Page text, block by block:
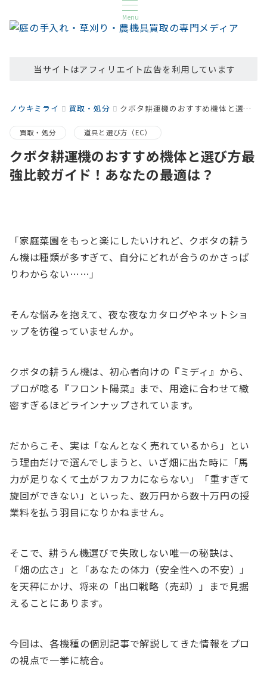
Menu
当サイトはアフィリエイト広告を利用しています
ノウキミライ 買取・処分 クボタ耕運機のおすすめ機体と選び方最強比較ガイド！あなたの最適は？
買取・処分 道具と選び方（EC）
クボタ耕運機のおすすめ機体と選び方最
強比較ガイド！あなたの最適は？
「家庭菜園をもっと楽にしたいけれど、クボタの耕う
ん機は種類が多すぎて、自分にどれが合うのかさっぱ
りわからない……」
そんな悩みを抱えて、夜な夜なカタログやネットショ
ップを彷徨っていませんか。
クボタの耕うん機は、初心者向けの『ミディ』から、
プロが唸る『フロント陽菜』まで、用途に合わせて緻
密すぎるほどラインナップされています。
だからこそ、実は「なんとなく売れているから」とい
う理由だけで選んでしまうと、いざ畑に出た時に「馬
力が足りなくて土がフカフカにならない」「重すぎて
旋回ができない」といった、数万円から数十万円の授
業料を払う羽目になりかねません。
そこで、耕うん機選びで失敗しない唯一の秘訣は、
「畑の広さ」と「あなたの体力（安全性への不安）」
を天秤にかけ、将来の「出口戦略（売却）」まで見据
えることにあります。
今回は、各機種の個別記事で解説してきた情報をプロ
の視点で一挙に統合。